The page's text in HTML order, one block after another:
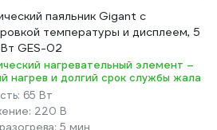
паяльник Gigant с
температуры и дисплеем, 5
GES-02
нагревательный элемент –
нагрев и долгий срок службы жала
65 Вт
220 В
5 мин